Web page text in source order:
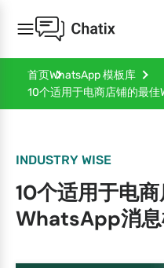
首页WhatsApp 模板库
10个适用于电商店铺的最佳
INDUSTRY WISE
10个适用于电
WhatsApp消